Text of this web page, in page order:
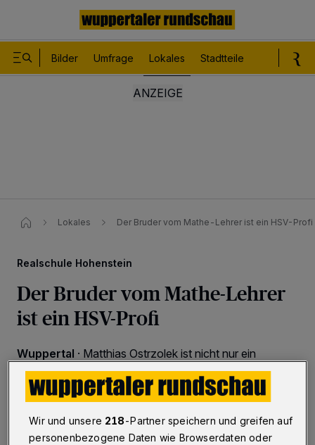
Bilder Umfrage Lokales Stadtteile
Lokales Der Bruder vom Mathe-Lehrer ist ein HSV-Profi
Realschule Hohenstein
Der Bruder vom Mathe-Lehrer
ist ein HSV-Profi
Wuppertal · Matthias Ostrzolek ist nicht nur ein
bekannter Bundesliga-Profi — er hat auch einen
Bruder in Wuppertal. Den besuchte er jetzt an seiner
Arbeitsstelle, der Realschule Hohenstein. Die Schüler
Wir und unsere 218-Partner speichern und greifen auf
personenbezogene Daten wie Browserdaten oder